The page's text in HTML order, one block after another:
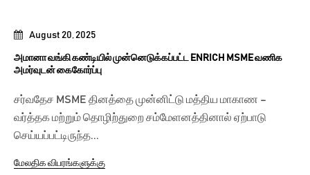
August 20, 2025
அமானா வங்கி கண்டியில் முன்னெடுக்கப்பட்ட ENRICH MSME வணிக
அமர்வுடன் கைகோர்ப்பு
சர்வதேச MSME தினத்தை முன்னிட்டு மத்திய மாகாண –
வர்த்தக மற்றும் தொழிற்துறை சம்மேளனத்தினால் ஏற்பாடு
செய்யப்பட்டிருந்த...
மேலதிக விபரங்களுக்கு